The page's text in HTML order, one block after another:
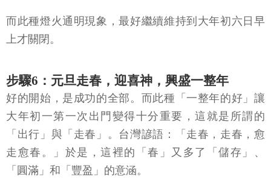
而此種燈火通明現象，最好繼續維持到大年初六日早
上才關閉。
步驟6：元旦走春，迎喜神，興盛一整年
好的開始，是成功的全部。而此種「一整年的好」讓
大年初一第一次出門變得十分重要，這就是所謂的
「出行」與「走春」。台灣諺語：「走春，走春，愈
走愈春。」於是，這裡的「春」又多了「儲存」、
「圓滿」和「豐盈」的意涵。